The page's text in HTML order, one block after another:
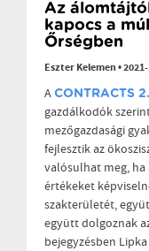
Az
kapocs a
Őrségben
Eszter Kelemen•
A CONTRACTS
gazdálkodók
mezőgazdasági
fejlesztik az
valósulhat meg,
értékeket
szakterületét,
együtt dolgoznak
bejegyzésben